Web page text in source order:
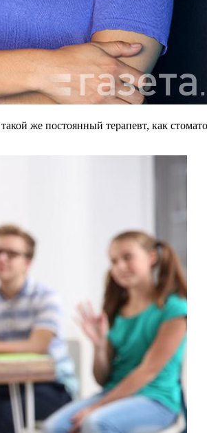
же постоянный терапевт, как